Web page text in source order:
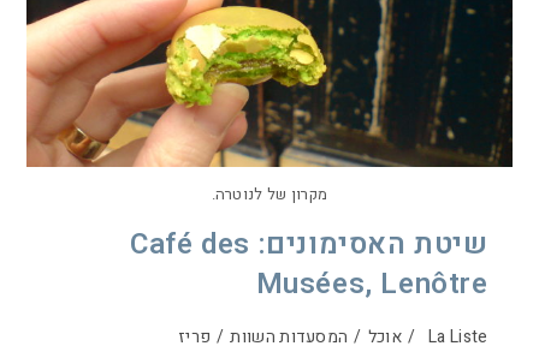
מקרון של לנוטרה.
שיטת האסימונים: Café des
Musées, Lenôtre
La Liste
/ אוכל / המסעדות השוות / פריז